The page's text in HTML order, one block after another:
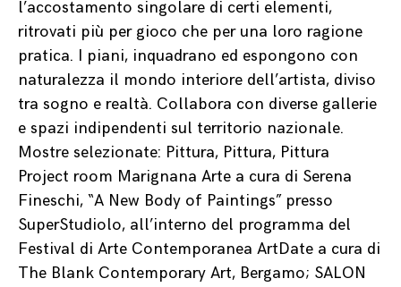
l’accostamento singolare di certi elementi,
ritrovati più per gioco che per una loro ragione
pratica. I piani, inquadrano ed espongono con
naturalezza il mondo interiore dell’artista, diviso
tra sogno e realtà. Collabora con diverse gallerie
e spazi indipendenti sul territorio nazionale.
Mostre selezionate: Pittura, Pittura, Pittura
Project room Marignana Arte a cura di Serena
Fineschi, “A New Body of Paintings” presso
SuperStudiolo, all’interno del programma del
Festival di Arte Contemporanea ArtDate a cura di
The Blank Contemporary Art, Bergamo; SALON